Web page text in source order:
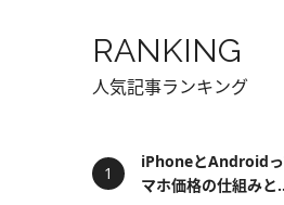
RANKING
人気記事ランキング
iPhoneとAndroid
マホ価格の仕組みと